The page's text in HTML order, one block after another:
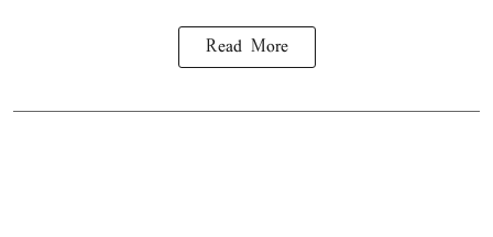
Read More